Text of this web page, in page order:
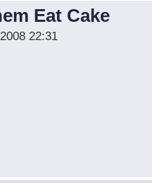
Eat Cake
22:31